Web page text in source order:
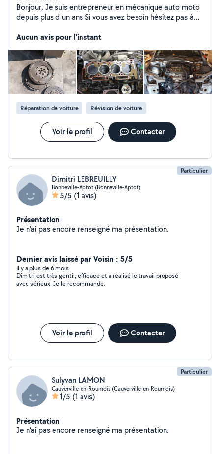
Bonjour, Je suis entrepreneur en mécanique auto moto
depuis plus d un ans Si vous avez besoin hésitez pas à
Aucun avis pour l'instant
Réparation de voiture Révision de voiture
Voir le profil Contacter
Particulier
Dimitri LEBREUILLY
Bonneville-Aptot (Bonneville-Aptot)
5/5 (1 avis)
Présentation
Je n'ai pas encore renseigné ma présentation.
Dernier avis laissé par Voisin : 5/5
Il y a plus de 6 mois
Dimitri est très gentil, efficace et a réalisé le travail proposé
avec sérieux. Je le recommande.
Voir le profil Contacter
Particulier
Sulyvan LAMON
Cauverville-en-Roumois (Cauverville-en-Roumois)
1/5 (1 avis)
Présentation
Je n'ai pas encore renseigné ma présentation.